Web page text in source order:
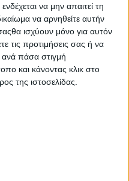
να μην απαιτεί τη
να αρνηθείτε αυτήν
ισχύουν μόνο για αυτόν
τις προτιμήσεις σας ή να
πάσα στιγμή
και κάνοντας κλικ στο
της ιστοσελίδας.
μέχρι στιγμής
Ιουλίου έως και
τόνους έναντι 25.525 τ.
ποσότητες προς
τ. έναντι 19.658 τ. ,προς
τ., Ιορδανία 1714 τ.